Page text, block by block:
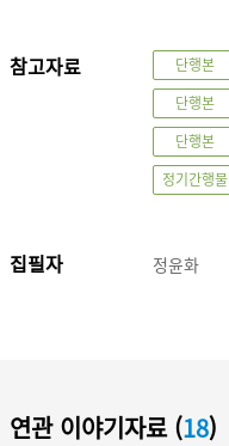
참고자료 단행본
단행본
단행본
정기간행물
집필자 정윤화
연관 이야기자료 (18)